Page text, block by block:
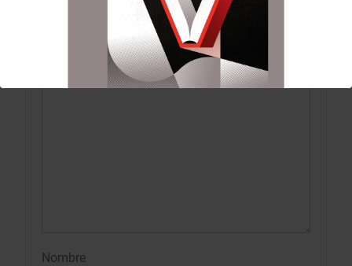
Los campos obligatorios están
*
Nombre